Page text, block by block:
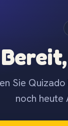
Sie
noch heute